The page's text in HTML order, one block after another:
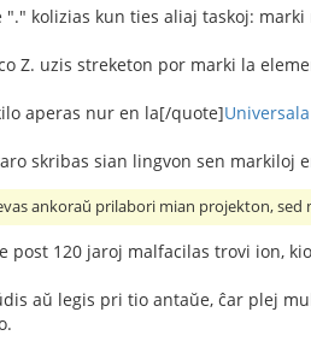
"." kolizias kun ties aliaj taskoj:
Z. uzis streketon por marki la
aperas nur en la[/quote]
skribas sian lingvon sen markiloj
ankoraŭ prilabori mian projekton, sed
post 120 jaroj malfacilas trovi ion,
aŭ legis pri tio antaŭe, ĉar plej